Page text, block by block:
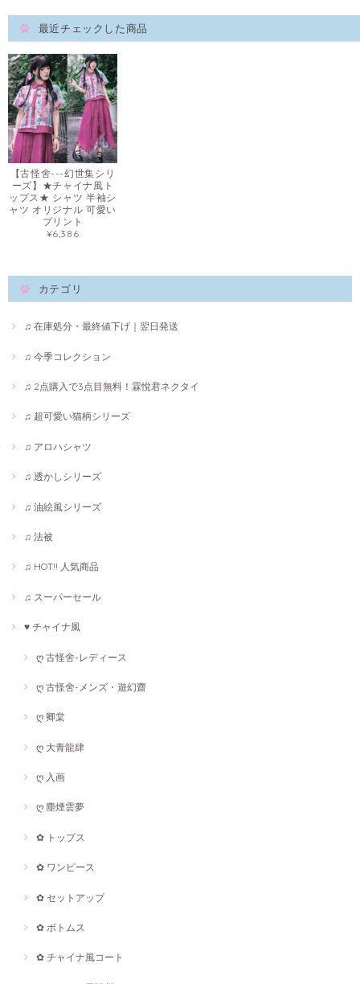
最近チェックした商品
【古怪舍---幻世集シリ
ーズ】★チャイナ風ト
ップス★ シャツ 半袖シ
ャツ オリジナル 可愛い
プリント
¥6,386
カテゴリ
♫ 在庫処分・最終値下げ｜翌日発送
♫ 今季コレクション
♫ 2点購入で3点目無料！霖悅君ネクタイ
♫ 超可愛い猫柄シリーズ
♫ アロハシャツ
♫ 透かしシリーズ
♫ 油絵風シリーズ
♫ 法被
♫ HOT!! 人気商品
♫ スーパーセール
♥ チャイナ風
ღ 古怪舍-レディース
ღ 古怪舍-メンズ・遊幻齋
ღ 卿棠
ღ 大青龍肆
ღ 入画
ღ 塵煙雲夢
✿ トップス
✿ ワンピース
✿ セットアップ
✿ ボトムス
✿ チャイナ風コート